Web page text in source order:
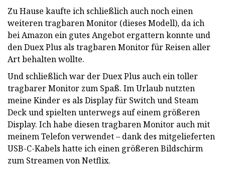
Zu Hause kaufte ich schließlich auch noch einen
weiteren tragbaren Monitor (dieses Modell), da ich
bei Amazon ein gutes Angebot ergattern konnte und
den Duex Plus als tragbaren Monitor für Reisen aller
Art behalten wollte.
Und schließlich war der Duex Plus auch ein toller
tragbarer Monitor zum Spaß. Im Urlaub nutzten
meine Kinder es als Display für Switch und Steam
Deck und spielten unterwegs auf einem größeren
Display. Ich habe diesen tragbaren Monitor auch mit
meinem Telefon verwendet – dank des mitgelieferten
USB-C-Kabels hatte ich einen größeren Bildschirm
zum Streamen von Netflix.